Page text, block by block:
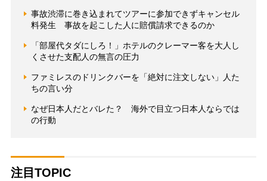
事故渋滞に巻き込まれてツアーに参加できずキャンセル
料発生 事故を起こした人に賠償請求できるのか
「部屋代タダにしろ！」ホテルのクレーマー客を大人し
くさせた支配人の無言の圧力
ファミレスのドリンクバーを「絶対に注文しない」人た
ちの言い分
なぜ日本人だとバレた？ 海外で目立つ日本人ならでは
の行動
注目TOPIC